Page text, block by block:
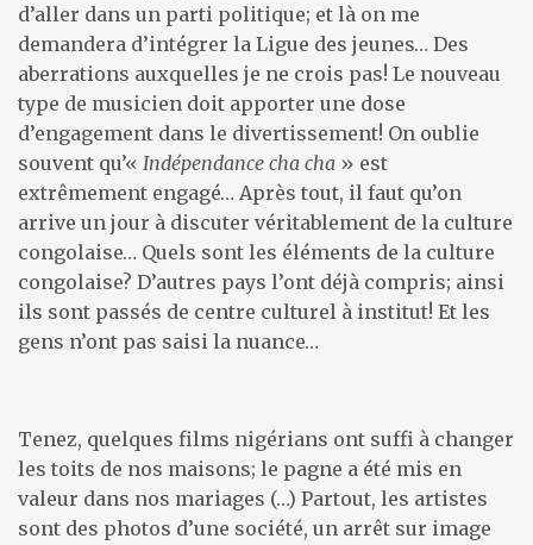
d’aller dans un parti politique; et là on me
demandera d’intégrer la Ligue des jeunes… Des
aberrations auxquelles je ne crois pas! Le nouveau
type de musicien doit apporter une dose
d’engagement dans le divertissement! On oublie
souvent qu’« Indépendance cha cha » est
extrêmement engagé… Après tout, il faut qu’on
arrive un jour à discuter véritablement de la culture
congolaise… Quels sont les éléments de la culture
congolaise? D’autres pays l’ont déjà compris; ainsi
ils sont passés de centre culturel à institut! Et les
gens n’ont pas saisi la nuance…
Tenez, quelques films nigérians ont suffi à changer
les toits de nos maisons; le pagne a été mis en
valeur dans nos mariages (…) Partout, les artistes
sont des photos d’une société, un arrêt sur image